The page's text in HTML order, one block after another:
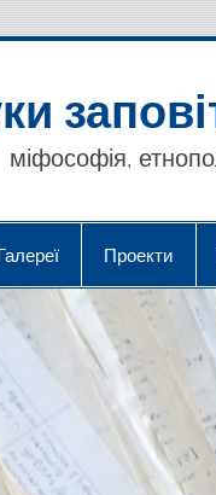
міфософія,
Проекти